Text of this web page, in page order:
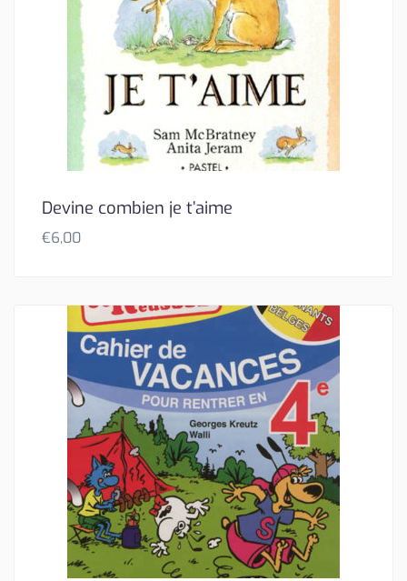
Devine combien je t’aime
€6,00